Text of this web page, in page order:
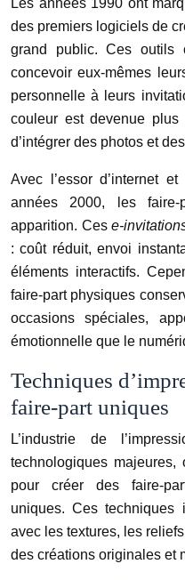
Les années 1990 ont
des premiers logiciels de
grand public. Ces outils
concevoir eux-mêmes
personnelle à leurs
couleur est devenue plus
d’intégrer des photos et
Avec l’essor d’internet
années 2000, les
apparition. Ces e-
: coût réduit, envoi
éléments interactifs.
faire-part physiques
occasions spéciales,
émotionnelle que le
Techniques
faire-part uniques
L’industrie de
technologiques
pour créer des faire-
uniques. Ces techniques
avec les textures, les
des créations originales et